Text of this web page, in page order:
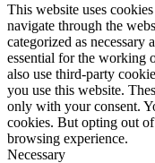
This website uses
navigate through the
categorized as necessary
essential for the working
also use third-party
you use this website.
only with your consent.
cookies. But opting out
browsing experience.
Necessary